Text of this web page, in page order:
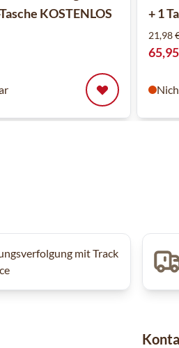
KOSTENLOS
+ 1
21,98
mit Track